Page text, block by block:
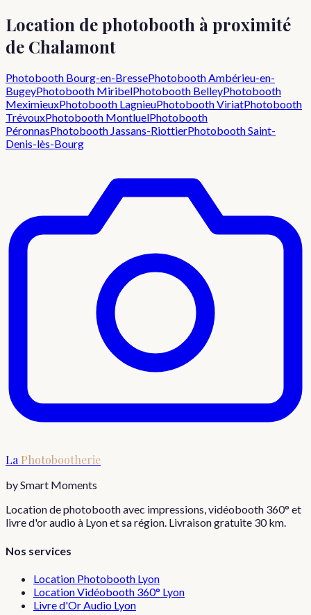
Location de photobooth à proximité
de Chalamont
Photobooth Bourg-en-BressePhotoboothAmbérieu-en-
BugeyPhotobooth MiribelPhotobooth BelleyPhotobooth
MeximieuxPhotobooth LagnieuPhotoboothViriatPhotobooth
TrévouxPhotobooth MontluelPhotobooth
PéronnasPhotobooth Jassans-RiottierPhotoboothSaint-
Denis-lès-Bourg
LaPhotobootherie
by Smart Moments
Location de photobooth avec impressions, vidéobooth 360° et
livre d'or audio à Lyon et sa région. Livraison gratuite 30 km.
Nos services
Location Photobooth Lyon
Location Vidéobooth 360° Lyon
Livre d'Or Audio Lyon